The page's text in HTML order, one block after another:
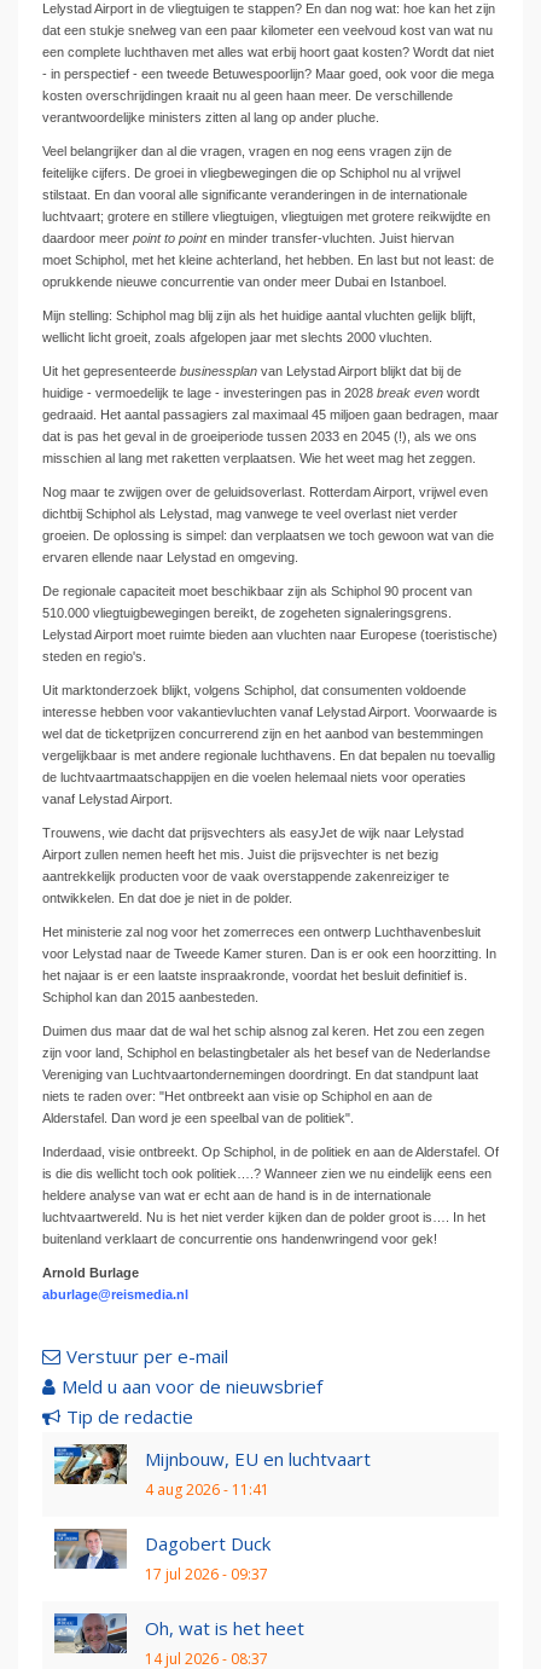
Lelystad Airport in de vliegtuigen te stappen? En dan nog wat: hoe kan het zijn
dat een stukje snelweg van een paar kilometer een veelvoud kost van wat nu
een complete luchthaven met alles wat erbij hoort gaat kosten? Wordt dat niet
- in perspectief - een tweede Betuwespoorlijn? Maar goed, ook voor die mega
kosten overschrijdingen kraait nu al geen haan meer. De verschillende
verantwoordelijke ministers zitten al lang op ander pluche.
Veel belangrijker dan al die vragen, vragen en nog eens vragen zijn de
feitelijke cijfers. De groei in vliegbewegingen die op Schiphol nu al vrijwel
stilstaat. En dan vooral alle significante veranderingen in de internationale
luchtvaart; grotere en stillere vliegtuigen, vliegtuigen met grotere reikwijdte en
daardoor meer point to point en minder transfer-vluchten. Juist hiervan
moet Schiphol, met het kleine achterland, het hebben. En last but not least: de
oprukkende nieuwe concurrentie van onder meer Dubai en Istanboel.
Mijn stelling: Schiphol mag blij zijn als het huidige aantal vluchten gelijk blijft,
wellicht licht groeit, zoals afgelopen jaar met slechts 2000 vluchten.
Uit het gepresenteerde businessplan van Lelystad Airport blijkt dat bij de
huidige - vermoedelijk te lage - investeringen pas in 2028 break even wordt
gedraaid. Het aantal passagiers zal maximaal 45 miljoen gaan bedragen, maar
dat is pas het geval in de groeiperiode tussen 2033 en 2045 (!), als we ons
misschien al lang met raketten verplaatsen. Wie het weet mag het zeggen.
Nog maar te zwijgen over de geluidsoverlast. Rotterdam Airport, vrijwel even
dichtbij Schiphol als Lelystad, mag vanwege te veel overlast niet verder
groeien. De oplossing is simpel: dan verplaatsen we toch gewoon wat van die
ervaren ellende naar Lelystad en omgeving.
De regionale capaciteit moet beschikbaar zijn als Schiphol 90 procent van
510.000 vliegtuigbewegingen bereikt, de zogeheten signaleringsgrens.
Lelystad Airport moet ruimte bieden aan vluchten naar Europese (toeristische)
steden en regio's.
Uit marktonderzoek blijkt, volgens Schiphol, dat consumenten voldoende
interesse hebben voor vakantievluchten vanaf Lelystad Airport. Voorwaarde is
wel dat de ticketprijzen concurrerend zijn en het aanbod van bestemmingen
vergelijkbaar is met andere regionale luchthavens. En dat bepalen nu toevallig
de luchtvaartmaatschappijen en die voelen helemaal niets voor operaties
vanaf Lelystad Airport.
Trouwens, wie dacht dat prijsvechters als easyJet de wijk naar Lelystad
Airport zullen nemen heeft het mis. Juist die prijsvechter is net bezig
aantrekkelijk producten voor de vaak overstappende zakenreiziger te
ontwikkelen. En dat doe je niet in de polder.
Het ministerie zal nog voor het zomerreces een ontwerp Luchthavenbesluit
voor Lelystad naar de Tweede Kamer sturen. Dan is er ook een hoorzitting. In
het najaar is er een laatste inspraakronde, voordat het besluit definitief is.
Schiphol kan dan 2015 aanbesteden.
Duimen dus maar dat de wal het schip alsnog zal keren. Het zou een zegen
zijn voor land, Schiphol en belastingbetaler als het besef van de Nederlandse
Vereniging van Luchtvaartondernemingen doordringt. En dat standpunt laat
niets te raden over: "Het ontbreekt aan visie op Schiphol en aan de
Alderstafel. Dan word je een speelbal van de politiek".
Inderdaad, visie ontbreekt. Op Schiphol, in de politiek en aan de Alderstafel. Of
is die dis wellicht toch ook politiek….? Wanneer zien we nu eindelijk eens een
heldere analyse van wat er echt aan de hand is in de internationale
luchtvaartwereld. Nu is het niet verder kijken dan de polder groot is…. In het
buitenland verklaart de concurrentie ons handenwringend voor gek!
Arnold Burlage
aburlage@reismedia.nl
Verstuur per e-mail
Meld u aan voor de nieuwsbrief
Tip de redactie
Mijnbouw, EU en luchtvaart
4 aug 2026 - 11:41
Dagobert Duck
17 jul 2026 - 09:37
Oh, wat is het heet
14 jul 2026 - 08:37